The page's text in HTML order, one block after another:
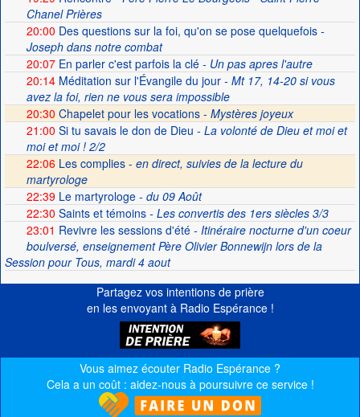
Chanel Prières
20:00 Des questions sur la foi, qu'on se pose quelquefois-
Joseph dans notre combat
20:07En parler c'est parfois la clé- Un pas apres l'autre
20:14Méditation sur l'Évangile du jour- Mt 17, 14-20 si vous
avez la foi, rien ne vous sera impossible
20:30 Chapelet pour les vocations - Mystères joyeux
21:00 Si tu savais le don de Dieu - La volonté de Dieu et moi et
moi et moi ! 2/2
22:06 Les complies - en direct, suivies de la lecture du
martyrologe
22:39Le martyrologe- du 09 Août
22:30 Saints et témoins- Les convertis des 1ers siècles 3/3
23:01 Revivre les sessions d'été- Itinéraire nocturne d'un coeur
boulversé, enseignement Père Olivier Bonnewijn lors de la
Session pour Tous, mardi 4 aout
Partagez vos intentions de prière
en les envoyant à Radio Espérance !
Vous aimez écouter Radio Espérance ?
Cela a un coût : aidez-nous à poursuivre ce service !